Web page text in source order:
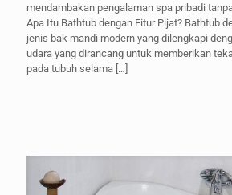
mendambakan pengalaman spa pribadi
Apa Itu Bathtub dengan Fitur Pijat? Bathtub
jenis bak mandi modern yang dilengkapi
udara yang dirancang untuk memberikan
pada tubuh selama […]